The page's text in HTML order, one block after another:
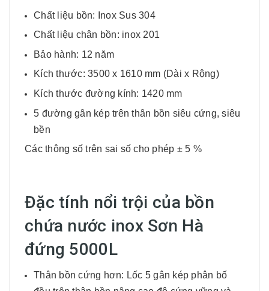
Chất liệu bồn: Inox Sus 304
Chất liệu chân bồn: inox 201
Bảo hành: 12 năm
Kích thước: 3500 x 1610 mm (Dài x Rộng)
Kích thước đường kính: 1420 mm
5 đường gân kép trên thân bồn siêu cứng, siêu
bền
Các thông số trên sai số cho phép ± 5 %
Đặc tính nổi trội của bồn
chứa nước inox Sơn Hà
đứng 5000L
Thân bồn cứng hơn: Lốc 5 gân kép phân bố